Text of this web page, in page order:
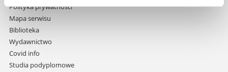
Pomiń
nawigację
i
przejdź
do
treści
Polityka prywatności
Mapa serwisu
Biblioteka
Wydawnictwo
Covid info
Studia podyplomowe